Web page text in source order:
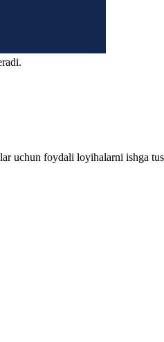
uchun foydali loyihalarni ishga